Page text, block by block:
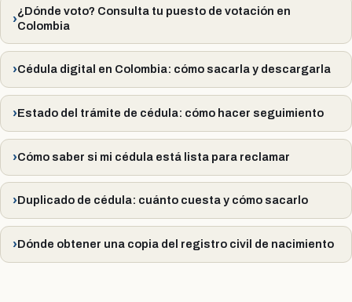
¿Dónde voto? Consulta tu puesto de votación en
Colombia
Cédula digital en Colombia: cómo sacarla y descargarla
Estado del trámite de cédula: cómo hacer seguimiento
Cómo saber si mi cédula está lista para reclamar
Duplicado de cédula: cuánto cuesta y cómo sacarlo
Dónde obtener una copia del registro civil de nacimiento